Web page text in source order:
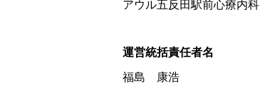
アウル五反田駅前心療内科
運営統括責任者名
福島 康浩